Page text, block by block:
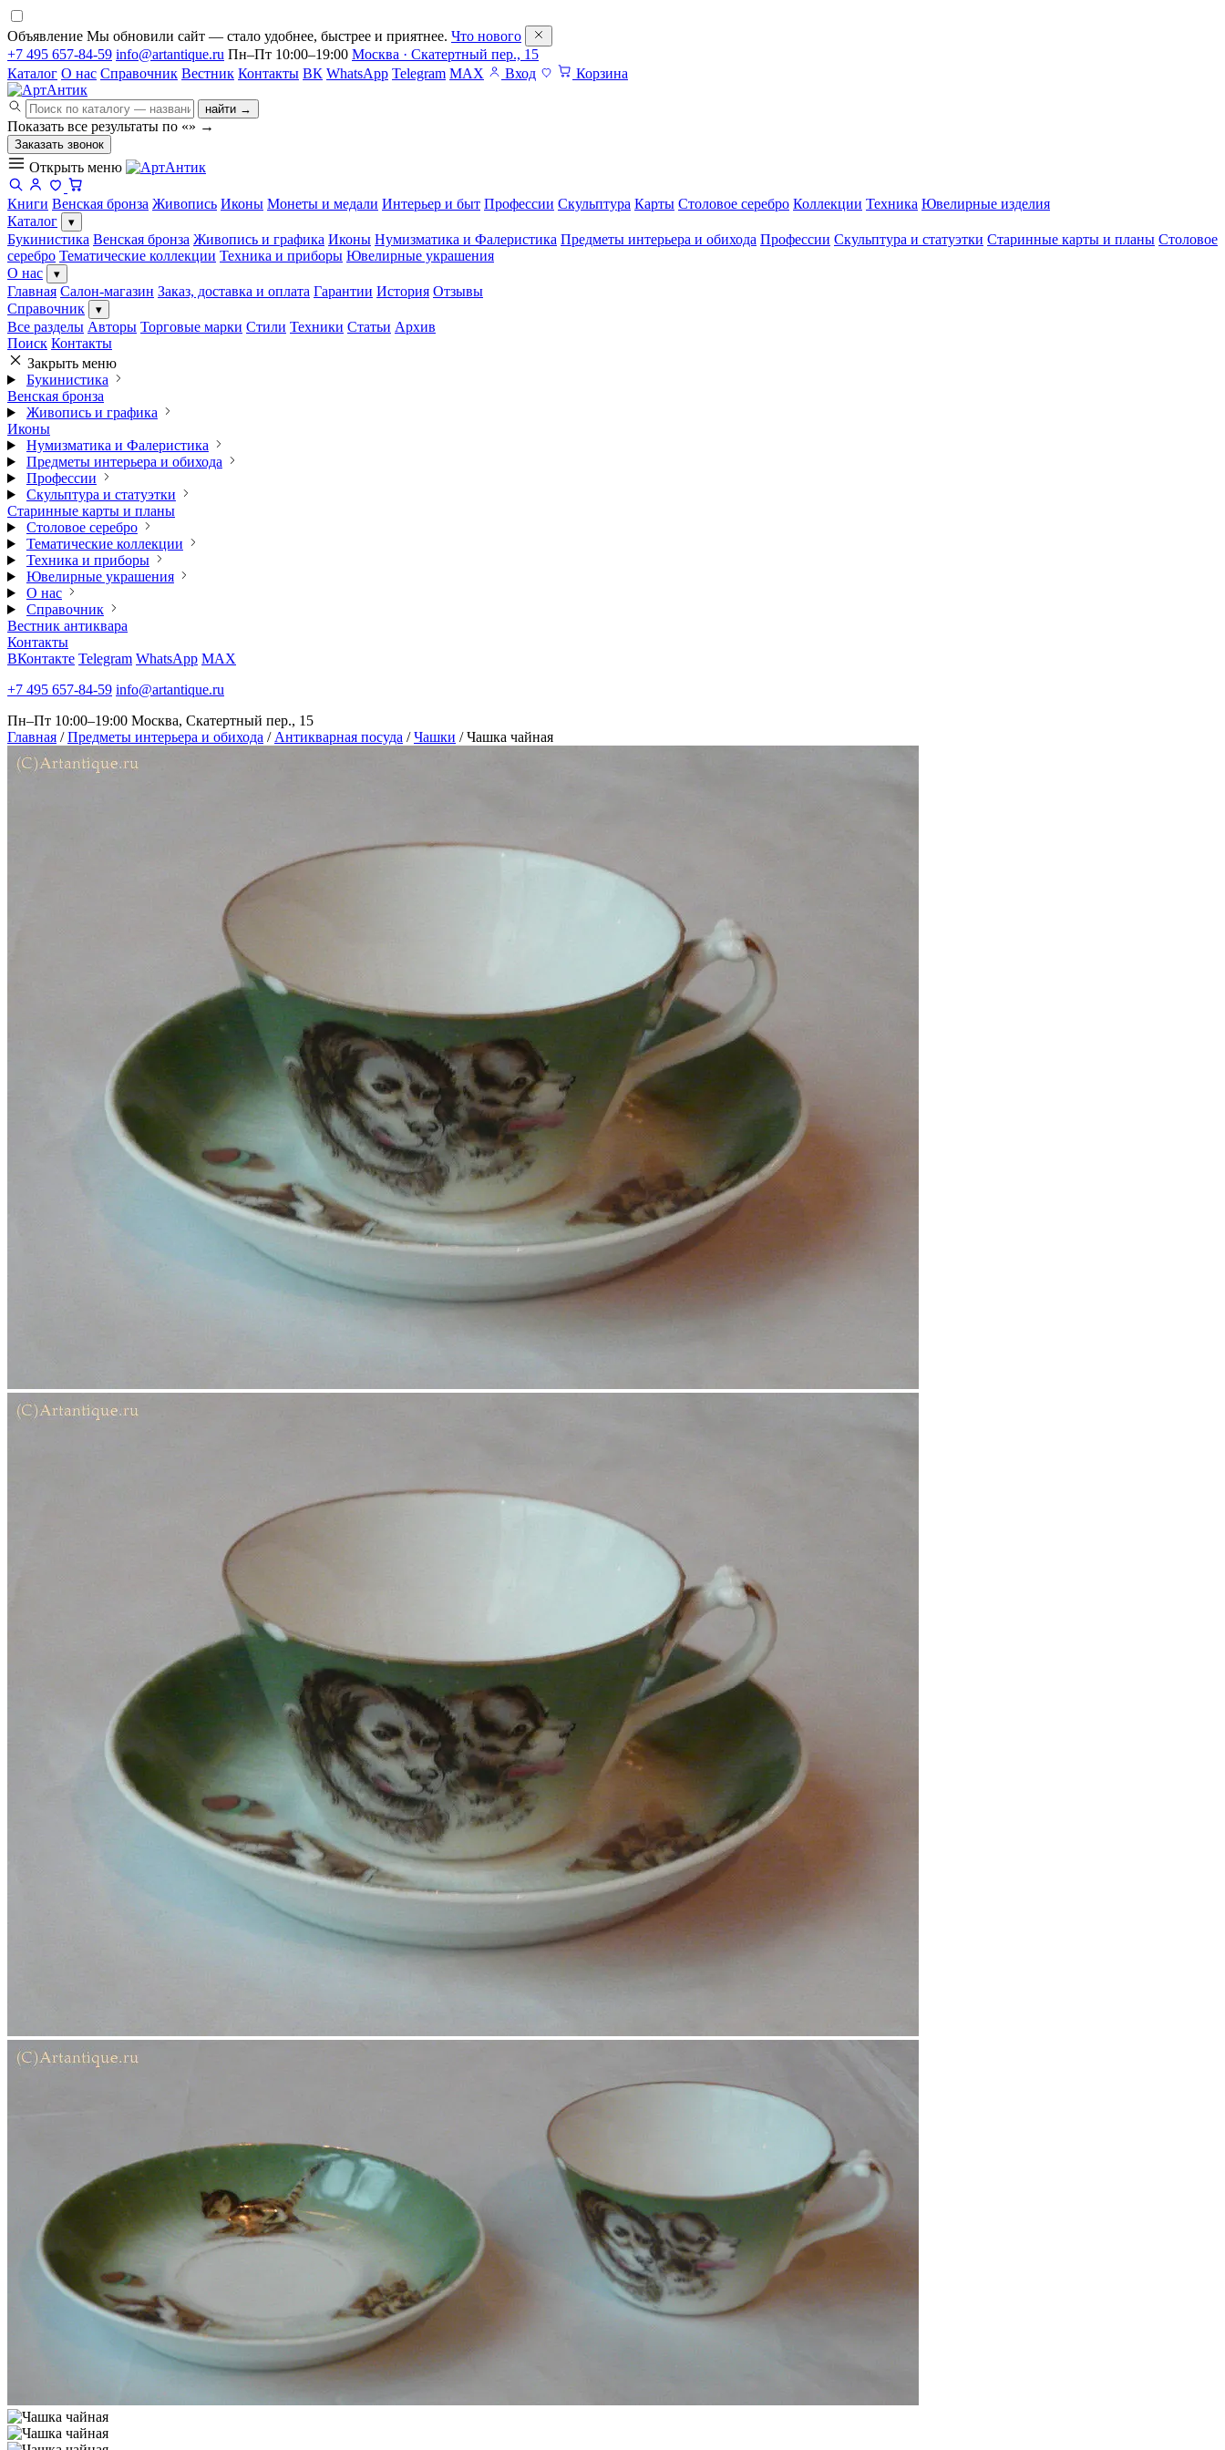
Объявление Мы обновили сайт — стало удобнее, быстрее и приятнее. Что нового
+7 495 657-84-59 info@artantique.ru Пн–Пт 10:00–19:00 Москва · Скатертный пер., 15
Каталог О нас Справочник Вестник Контакты ВК WhatsApp Telegram MAX Вход Корзина
найти →
Показать все результаты по «» →
Заказать звонок
Открыть меню
Книги Венская бронза Живопись Иконы Монеты и медали Интерьер и быт Профессии Скульптура Карты Столовое серебро Коллекции Техника Ювелирные изделия
Каталог
▾
Букинистика Венская бронза Живопись и графика Иконы Нумизматика и Фалеристика Предметы интерьера и обихода Профессии Скульптура и статуэтки Старинные карты и планы Столовое
серебро Тематические коллекции Техника и приборы Ювелирные украшения
О нас
▾
Главная Салон-магазин Заказ, доставка и оплата Гарантии История Отзывы
Справочник
▾
Все разделы Авторы Торговые марки Стили Техники Статьи Архив
Поиск Контакты
Закрыть меню
Букинистика
Венская бронза
Живопись и графика
Иконы
Нумизматика и Фалеристика
Предметы интерьера и обихода
Профессии
Скульптура и статуэтки
Старинные карты и планы
Столовое серебро
Тематические коллекции
Техника и приборы
Ювелирные украшения
О нас
Справочник
Вестник антиквара
Контакты
ВКонтакте Telegram WhatsApp MAX
+7 495 657-84-59 info@artantique.ru
Пн–Пт 10:00–19:00 Москва, Скатертный пер., 15
Главная / Предметы интерьера и обихода / Антикварная посуда / Чашки / Чашка чайная